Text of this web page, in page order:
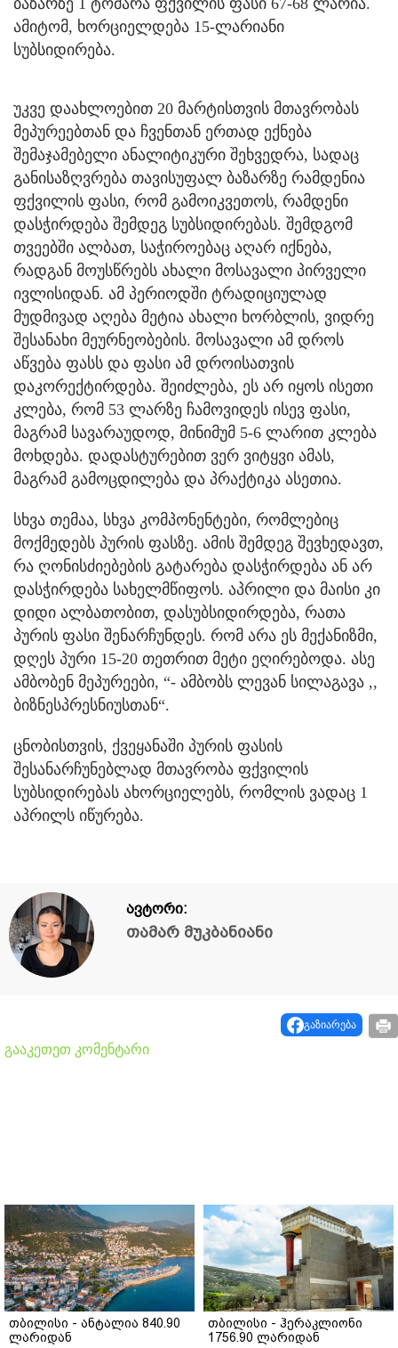
ბაზარზე 1 ტომარა ფქვილის ფასი 67-68 ლარია.
ამიტომ, ხორციელდება 15-ლარიანი
სუბსიდირება.
უკვე დაახლოებით 20 მარტისთვის მთავრობას
მეპურეებთან და ჩვენთან ერთად ექნება
შემაჯამებელი ანალიტიკური შეხვედრა, სადაც
განისაზღვრება თავისუფალ ბაზარზე რამდენია
ფქვილის ფასი, რომ გამოიკვეთოს, რამდენი
დასჭირდება შემდეგ სუბსიდირებას. შემდგომ
თვეებში ალბათ, საჭიროებაც აღარ იქნება,
რადგან მოუსწრებს ახალი მოსავალი პირველი
ივლისიდან. ამ პერიოდში ტრადიციულად
მუდმივად აღება მეტია ახალი ხორბლის, ვიდრე
შესანახი მეურნეობების. მოსავალი ამ დროს
აწვება ფასს და ფასი ამ დროისათვის
დაკორექტირდება. შეიძლება, ეს არ იყოს ისეთი
კლება, რომ 53 ლარზე ჩამოვიდეს ისევ ფასი,
მაგრამ სავარაუდოდ, მინიმუმ 5-6 ლარით კლება
მოხდება. დადასტურებით ვერ ვიტყვი ამას,
მაგრამ გამოცდილება და პრაქტიკა ასეთია.
სხვა თემაა, სხვა კომპონენტები, რომლებიც
მოქმედებს პურის ფასზე. ამის შემდეგ შევხედავთ,
რა ღონისძიებების გატარება დასჭირდება ან არ
დასჭირდება სახელმწიფოს. აპრილი და მაისი კი
დიდი ალბათობით, დასუბსიდირდება, რათა
პურის ფასი შენარჩუნდეს. რომ არა ეს მექანიზმი,
დღეს პური 15-20 თეთრით მეტი ეღირებოდა. ასე
ამბობენ მეპურეები, “- ამბობს ლევან სილაგავა ,,
ბიზნესპრესნიუსთან“.
ცნობისთვის, ქვეყანაში პურის ფასის
შესანარჩუნებლად მთავრობა ფქვილის
სუბსიდირებას ახორციელებს, რომლის ვადაც 1
აპრილს იწურება.
ავტორი:
თამარ მუკბანიანი
გაზიარება
გააკეთეთ კომენტარი
თბილისი - ანტალია 840.90
ლარიდან
თბილისი - ჰერაკლიონი
1756.90 ლარიდან